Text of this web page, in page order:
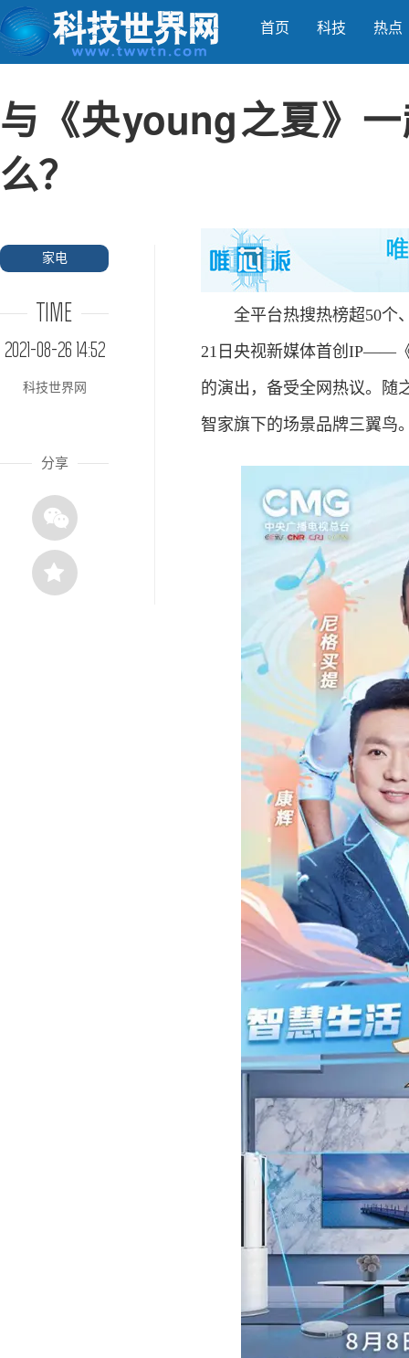
首页 科技 热点
与《央young之夏》
么？
家电
TIME
2021-08-26 14:52
科技世界网
分享
全平台热搜热榜超50个、
21日央视新媒体首创IP——《
的演出，备受全网热议。随
智家旗下的场景品牌三翼鸟